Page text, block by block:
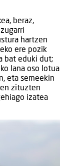
beraz,
hartzen
ere pozik
bat eduki dut;
lana oso lotua
eta semeekin
zituzten
izatea